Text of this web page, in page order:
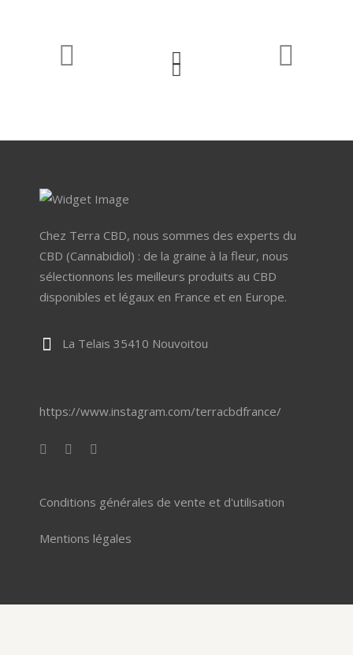
Chez Terra CBD, nous sommes des experts du
CBD (Cannabidiol) : de la graine à la fleur, nous
sélectionnons les meilleurs produits au CBD
disponibles et légaux en France et en Europe.
La Telais 35410 Nouvoitou
https://www.instagram.com/terracbdfrance/
Conditions générales de vente et d'utilisation
Mentions légales